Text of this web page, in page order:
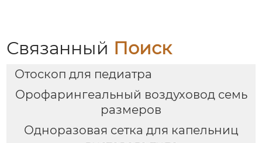
Связанный Поиск
Отоскоп для педиатра
Орофарингеальный воздуховод семь
размеров
Одноразовая сетка для капельниц